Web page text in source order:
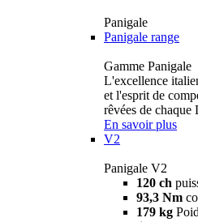
Panigale
Panigale range
Gamme Panigale
L'excellence
et l'esprit de
rêvées de chaque
En savoir plus
V2
Panigale V2
120 ch
93,3 Nm
179 kg